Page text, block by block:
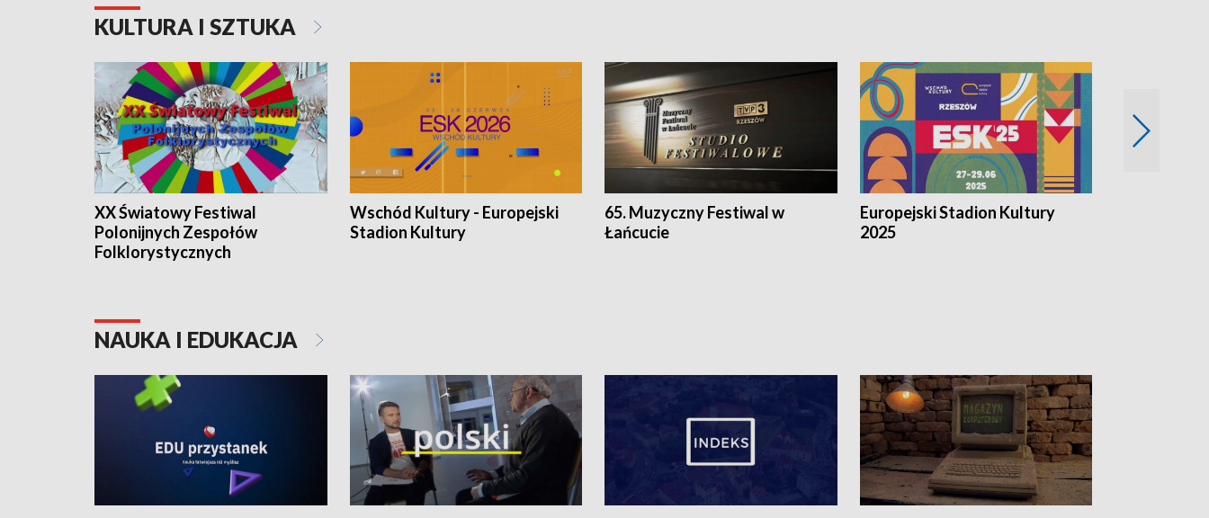
KULTURA I SZTUKA
XX Światowy Festiwal
Polonijnych Zespołów
Folklorystycznych
Wschód Kultury - Europejski
Stadion Kultury
65. Muzyczny Festiwal w
Łańcucie
Europejski Stadion Kultury
2025
NAUKA I EDUKACJA